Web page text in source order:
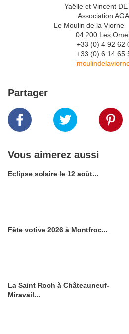
Yaëlle et Vincent DE
Association
Le Moulin de
04 200 Les
+33 (0) 4 92 62
+33 (0) 6 14 65
Partager
Vous aimerez aussi
Eclipse solaire le 12 août...
Fête votive 2026 à Montfroc...
La Saint Roch à Châteauneuf-
Miravail...